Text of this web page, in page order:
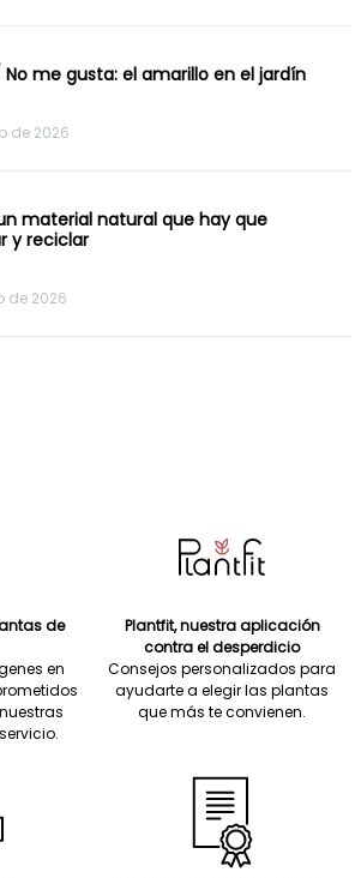
me gusta: el amarillo en el jardín
de 2026
material natural que hay que
y reciclar
de 2026
de
en
Plantfit, nuestra aplicación
contra el desperdicio
Consejos personalizados para
ayudarte a elegir las plantas
que más te convienen.